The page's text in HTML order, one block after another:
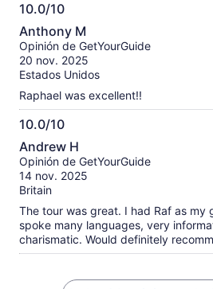
10.0/10
10.0
de
10
Anthony M
Opinión de GetYourGuide
20 nov. 2025
Estados Unidos
Raphael was excellent!!
10.0/10
10.0
de
10
Andrew H
Opinión de GetYourGuide
14 nov. 2025
Britain
The tour was great. I had Raf as my
spoke many languages, very
charismatic. Would definitely